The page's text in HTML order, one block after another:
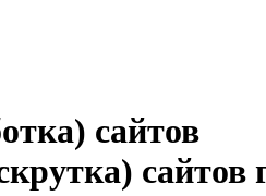
сайтов
сайтов